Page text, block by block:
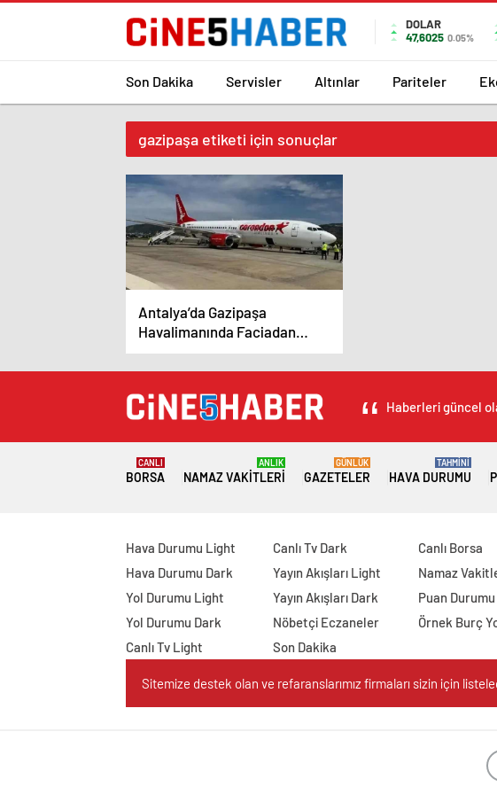
DOLAR
47,6025 0.05%
Son Dakika Servisler Altınlar Pariteler
gazipaşa etiketi için sonuçlar
Antalya’da Gazipaşa
Havalimanında Faciadan
Dönüldü
Haberleri güncel
BORSA
CANLI
NAMAZ VAKITLERI
ANLIK
GAZETELER
GÜNLÜK
HAVA DURUMU
TAHMİNİ
Hava Durumu Light
Hava Durumu Dark
Yol Durumu Light
Yol Durumu Dark
Canlı Tv Light
Canlı Tv Dark
Yayın Akışları Light
Yayın Akışları Dark
Nöbetçi Eczaneler
Son Dakika
Canlı Borsa
Namaz
Puan Durumu
Örnek Burç
Sitemize destek olan ve refaranslarımız firmaları sizin için